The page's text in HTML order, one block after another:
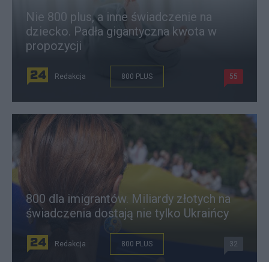
Nie 800 plus, a inne świadczenie na
dziecko. Padła gigantyczna kwota w
propozycji
Redakcja 800 PLUS 55
800 dla imigrantów. Miliardy złotych na
świadczenia dostają nie tylko Ukraińcy
Redakcja 800 PLUS 32